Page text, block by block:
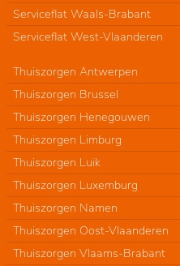
Serviceflat Waals-Brabant
Serviceflat West-Vlaanderen
Thuiszorgen Antwerpen
Thuiszorgen Brussel
Thuiszorgen Henegouwen
Thuiszorgen Limburg
Thuiszorgen Luik
Thuiszorgen Luxemburg
Thuiszorgen Namen
Thuiszorgen Oost-Vlaanderen
Thuiszorgen Vlaams-Brabant